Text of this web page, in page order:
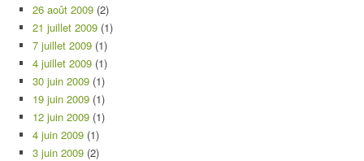
26 août 2009 (2)
21 juillet 2009 (1)
7 juillet 2009 (1)
4 juillet 2009 (1)
30 juin 2009 (1)
19 juin 2009 (1)
12 juin 2009 (1)
4 juin 2009 (1)
3 juin 2009 (2)